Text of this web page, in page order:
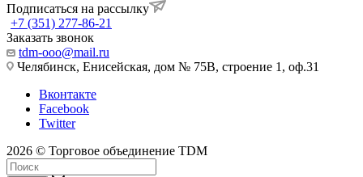
Подписаться на рассылку
+7 (351) 277-86-21
Заказать звонок
tdm-ooo@mail.ru
Челябинск, Енисейская, дом № 75В, строение 1, оф.31
Вконтакте
Facebook
Twitter
2026 © Торговое объединение TDM